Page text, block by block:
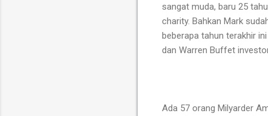
sangat muda, baru 25
charity. Bahkan Mark
beberapa tahun terakhir
dan Warren Buffet
Ada 57 orang Milyarder